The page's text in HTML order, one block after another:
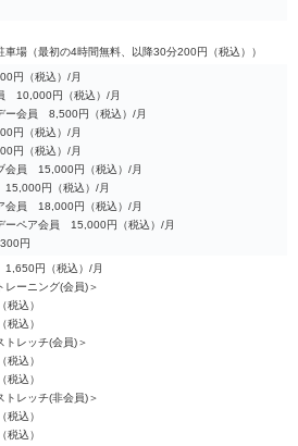
車場（最初の4時間無料、以降30分200円（税込））
円（税込）/月
10,000円（税込）/月
ー会員 8,500円（税込）/月
円（税込）/月
円（税込）/月
会員 15,000円（税込）/月
円（税込）/月
会員 18,000円（税込）/月
ーペア会員 15,000円（税込）/月
円
円（税込）/月
レーニング(会員)＞
税込）
税込）
トレッチ(会員)＞
税込）
税込）
トレッチ(非会員)＞
税込）
税込）